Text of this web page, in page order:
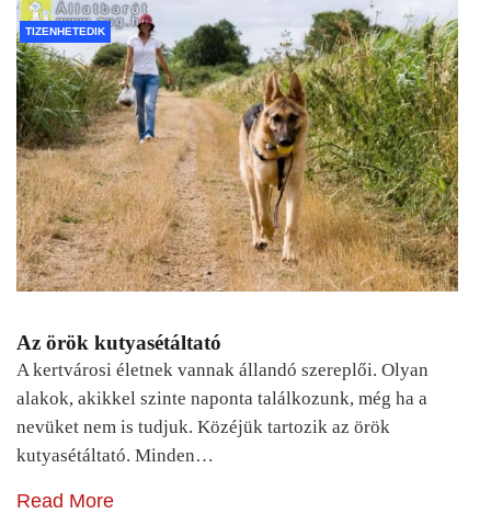
TIZENHETEDIK
Az örök kutyasétáltató
A kertvárosi életnek vannak állandó szereplői. Olyan
alakok, akikkel szinte naponta találkozunk, még ha a
nevüket nem is tudjuk. Közéjük tartozik az örök
kutyasétáltató. Minden…
Read More